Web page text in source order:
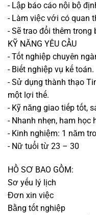
- Lập báo cáo nội bộ
- Làm việc với có quan
- Sẽ trao đổi thêm trong
KỸ NĂNG YÊU CẦU
- Tốt nghiệp chuyên
- Biết nghiệp vụ kế toán.
- Sử dụng thành thạo
một lợi thế.
- Kỹ năng giao tiếp tốt,
- Nhanh nhẹn, ham học
- Kinh nghiệm: 1 năm
- Nữ tuổi từ 23 – 30
HỒ SƠ BAO GỒM:
Sơ yếu lý lịch
Đơn xin việc
Bằng tốt nghiệp